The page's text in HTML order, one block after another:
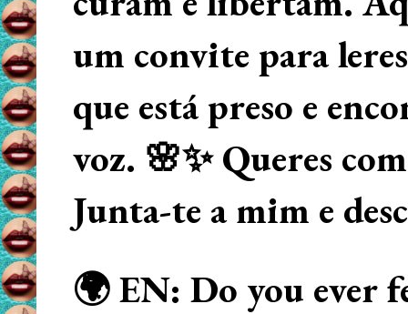
um convite para
que está preso e
voz. 🌸✨ Queres
Junta-te a mim e
🌍 EN: Do you ever